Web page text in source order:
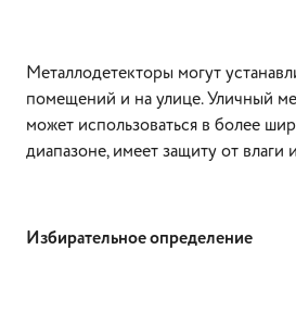
Металлодетекторы могут
помещений и на улице. Уличный
может использоваться в более
диапазоне, имеет защиту от влаги
Избирательное определение